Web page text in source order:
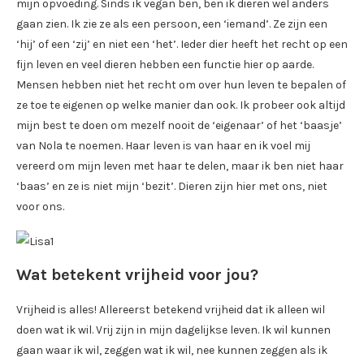
mijn opvoeding. Sinds ik vegan ben, ben ik dieren wel anders
gaan zien. Ik zie ze als een persoon, een ‘iemand’. Ze zijn een
‘hij’ of een ‘zij’ en niet een ‘het’. Ieder dier heeft het recht op een
fijn leven en veel dieren hebben een functie hier op aarde.
Mensen hebben niet het recht om over hun leven te bepalen of
ze toe te eigenen op welke manier dan ook. Ik probeer ook altijd
mijn best te doen om mezelf nooit de ‘eigenaar’ of het ‘baasje’
van Nola te noemen. Haar leven is van haar en ik voel mij
vereerd om mijn leven met haar te delen, maar ik ben niet haar
‘baas’ en ze is niet mijn ‘bezit’. Dieren zijn hier met ons, niet
voor ons.
Wat betekent vrijheid voor jou?
Vrijheid is alles! Allereerst betekend vrijheid dat ik alleen wil
doen wat ik wil. Vrij zijn in mijn dagelijkse leven. Ik wil kunnen
gaan waar ik wil, zeggen wat ik wil, nee kunnen zeggen als ik